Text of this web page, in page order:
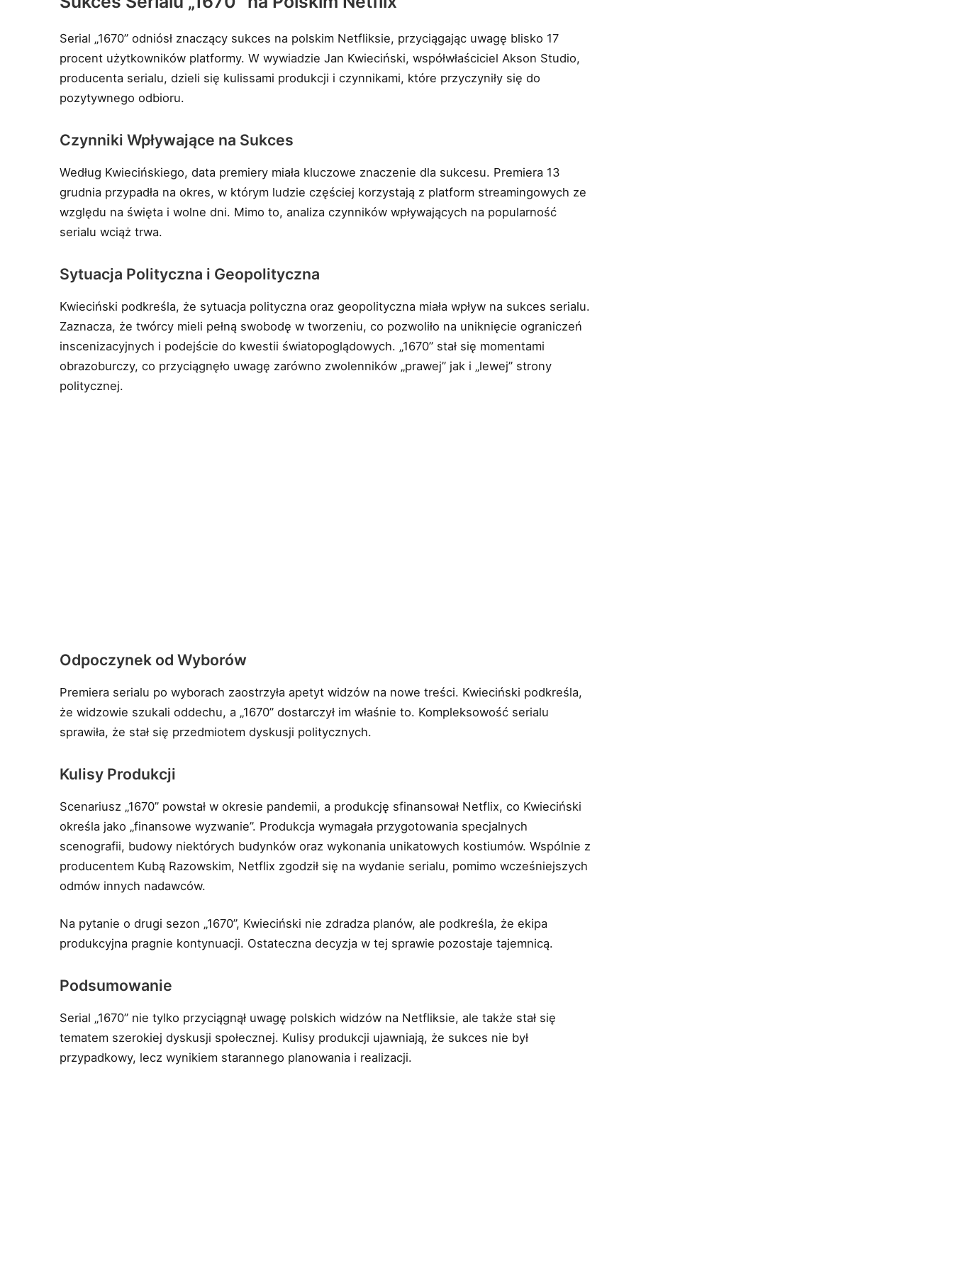
Serial „1670” odniósł znaczący sukces na polskim Netfliksie, przyciągając uwagę blisko 17
procent użytkowników platformy. W wywiadzie Jan Kwieciński, współwłaściciel Akson Studio,
producenta serialu, dzieli się kulissami produkcji i czynnikami, które przyczyniły się do
pozytywnego odbioru.
Czynniki Wpływające na Sukces
Według Kwiecińskiego, data premiery miała kluczowe znaczenie dla sukcesu. Premiera 13
grudnia przypadła na okres, w którym ludzie częściej korzystają z platform streamingowych ze
względu na święta i wolne dni. Mimo to, analiza czynników wpływających na popularność
serialu wciąż trwa.
Sytuacja Polityczna i Geopolityczna
Kwieciński podkreśla, że sytuacja polityczna oraz geopolityczna miała wpływ na sukces serialu.
Zaznacza, że twórcy mieli pełną swobodę w tworzeniu, co pozwoliło na uniknięcie ograniczeń
inscenizacyjnych i podejście do kwestii światopoglądowych. „1670” stał się momentami
obrazoburczy, co przyciągnęło uwagę zarówno zwolenników „prawej” jak i „lewej” strony
politycznej.
Odpoczynek od Wyborów
Premiera serialu po wyborach zaostrzyła apetyt widzów na nowe treści. Kwieciński podkreśla,
że widzowie szukali oddechu, a „1670” dostarczył im właśnie to. Kompleksowość serialu
sprawiła, że stał się przedmiotem dyskusji politycznych.
Kulisy Produkcji
Scenariusz „1670” powstał w okresie pandemii, a produkcję sfinansował Netflix, co Kwieciński
określa jako „finansowe wyzwanie”. Produkcja wymagała przygotowania specjalnych
scenografii, budowy niektórych budynków oraz wykonania unikatowych kostiumów. Wspólnie z
producentem Kubą Razowskim, Netflix zgodził się na wydanie serialu, pomimo wcześniejszych
odmów innych nadawców.
Na pytanie o drugi sezon „1670”, Kwieciński nie zdradza planów, ale podkreśla, że ekipa
produkcyjna pragnie kontynuacji. Ostateczna decyzja w tej sprawie pozostaje tajemnicą.
Podsumowanie
Serial „1670” nie tylko przyciągnął uwagę polskich widzów na Netfliksie, ale także stał się
tematem szerokiej dyskusji społecznej. Kulisy produkcji ujawniają, że sukces nie był
przypadkowy, lecz wynikiem starannego planowania i realizacji.